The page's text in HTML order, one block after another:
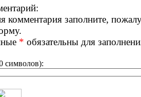
комментария заполните,
* обязательны для
символов):